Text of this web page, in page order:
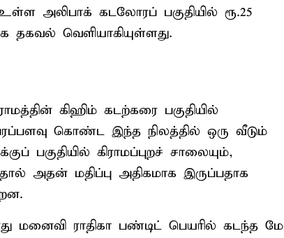
அலிபாக் கடலோரப் பகுதியில் ரூ.25
தகவல் வெளியாகியுள்ளது.
கிஹிம் கடற்கரை பகுதியில்
கொண்ட இந்த நிலத்தில் ஒரு வீடும்
பகுதியில் கிராமப்புறச் சாலையும்,
அதன் மதிப்பு அதிகமாக இருப்பதாக
மனைவி ராதிகா பண்டிட் பெயரில் கடந்த மே